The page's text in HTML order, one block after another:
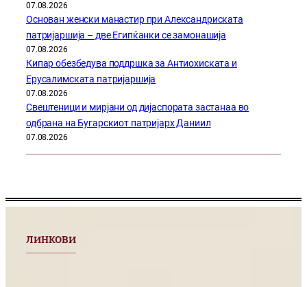
07.08.2026
Основан женски манастир при Александриската
патријаршија – две Египќанки се замонашија
07.08.2026
Кипар обезбедува поддршка за Антиохиската и
Ерусалимската патријаршија
07.08.2026
Свештеници и мирјани од дијаспората застанаа во
одбрана на Бугарскиот патријарх Даниил
07.08.2026
ЛИНКОВИ